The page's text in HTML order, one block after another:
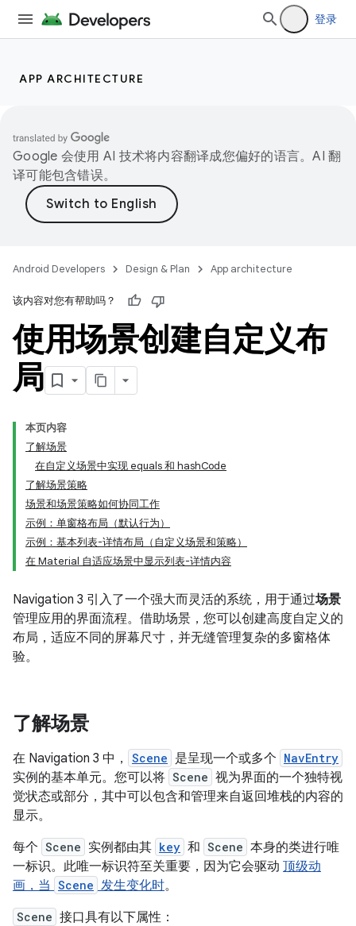
登录
APP ARCHITECTURE
Google 会使用 AI 技术将内容翻译成您偏好的语言。AI 翻
译可能包含错误。
Android Developers Design & Plan App architecture
该内容对您有帮助吗？
使用场景创建自定义布
局
本页内容
了解场景
在自定义场景中实现 equals 和 hashCode
了解场景策略
场景和场景策略如何协同工作
示例：单窗格布局（默认行为）
示例：基本列表-详情布局（自定义场景和策略）
在 Material 自适应场景中显示列表-详情内容
Navigation 3 引入了一个强大而灵活的系统，用于通过场景
管理应用的界面流程。借助场景，您可以创建高度自定义的
布局，适应不同的屏幕尺寸，并无缝管理复杂的多窗格体
验。
了解场景
在 Navigation 3 中， Scene 是呈现一个或多个 NavEntry
实例的基本单元。您可以将 Scene 视为界面的一个独特视
觉状态或部分，其中可以包含和管理来自返回堆栈的内容的
显示。
每个 Scene 实例都由其 key 和 Scene 本身的类进行唯
一标识。此唯一标识符至关重要，因为它会驱动 顶级动
画，当 Scene 发生变化时。
Scene 接口具有以下属性：